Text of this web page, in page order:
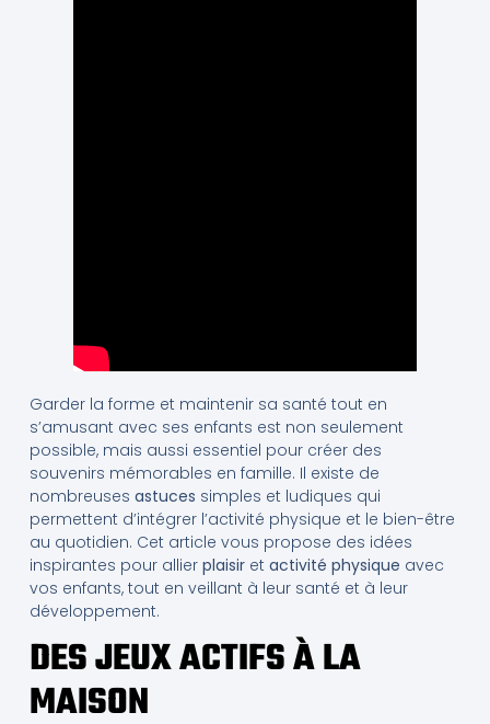
Garder la forme et maintenir sa santé tout en
s’amusant avec ses enfants est non seulement
possible, mais aussi essentiel pour créer des
souvenirs mémorables en famille. Il existe de
nombreuses astuces simples et ludiques qui
permettent d’intégrer l’activité physique et le bien-être
au quotidien. Cet article vous propose des idées
inspirantes pour allier plaisiret activité physique avec
vos enfants, tout en veillant à leur santé et à leur
développement.
DES JEUX ACTIFS À LA
MAISON